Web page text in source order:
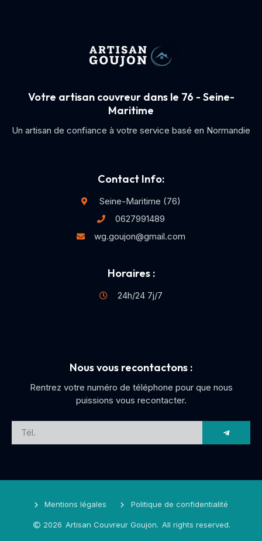
Votre artisan couvreur dans le 76 - Seine-
Maritime
Un artisan de confiance à votre service basé en Normandie
Contact Info:
Seine-Maritime (76)
0627991489
wg.goujon@gmail.com
Horaires :
24h/24 7j/7
Nous vous recontactons :
Rentrez votre numéro de téléphone pour que nous
puissions vous recontacter.
Mentions légales Politique de confidentialité
2026 Artisan Couvreur Goujon. All rights reserved.